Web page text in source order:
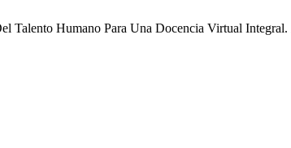
Talento Humano Para Una Docencia Virtual Integral.